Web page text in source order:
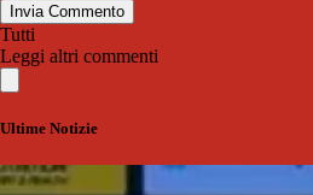
Invia Commento
Tutti
Leggi altri commenti
Ultime Notizie